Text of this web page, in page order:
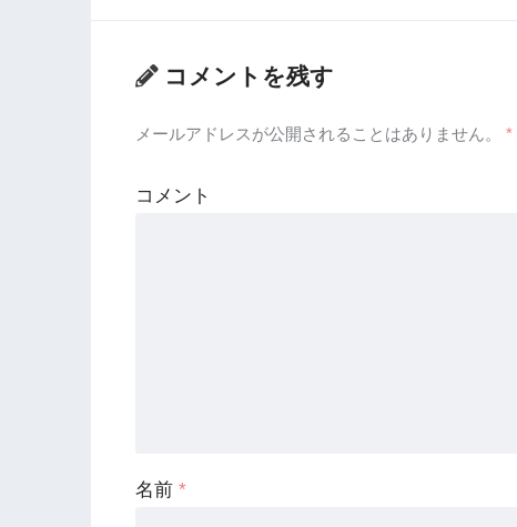
コメントを残す
メールアドレスが公開されることはありません。 *
コメント
名前 *